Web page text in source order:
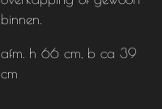
binnen.
afm. h 66 cm, b ca 39
cm